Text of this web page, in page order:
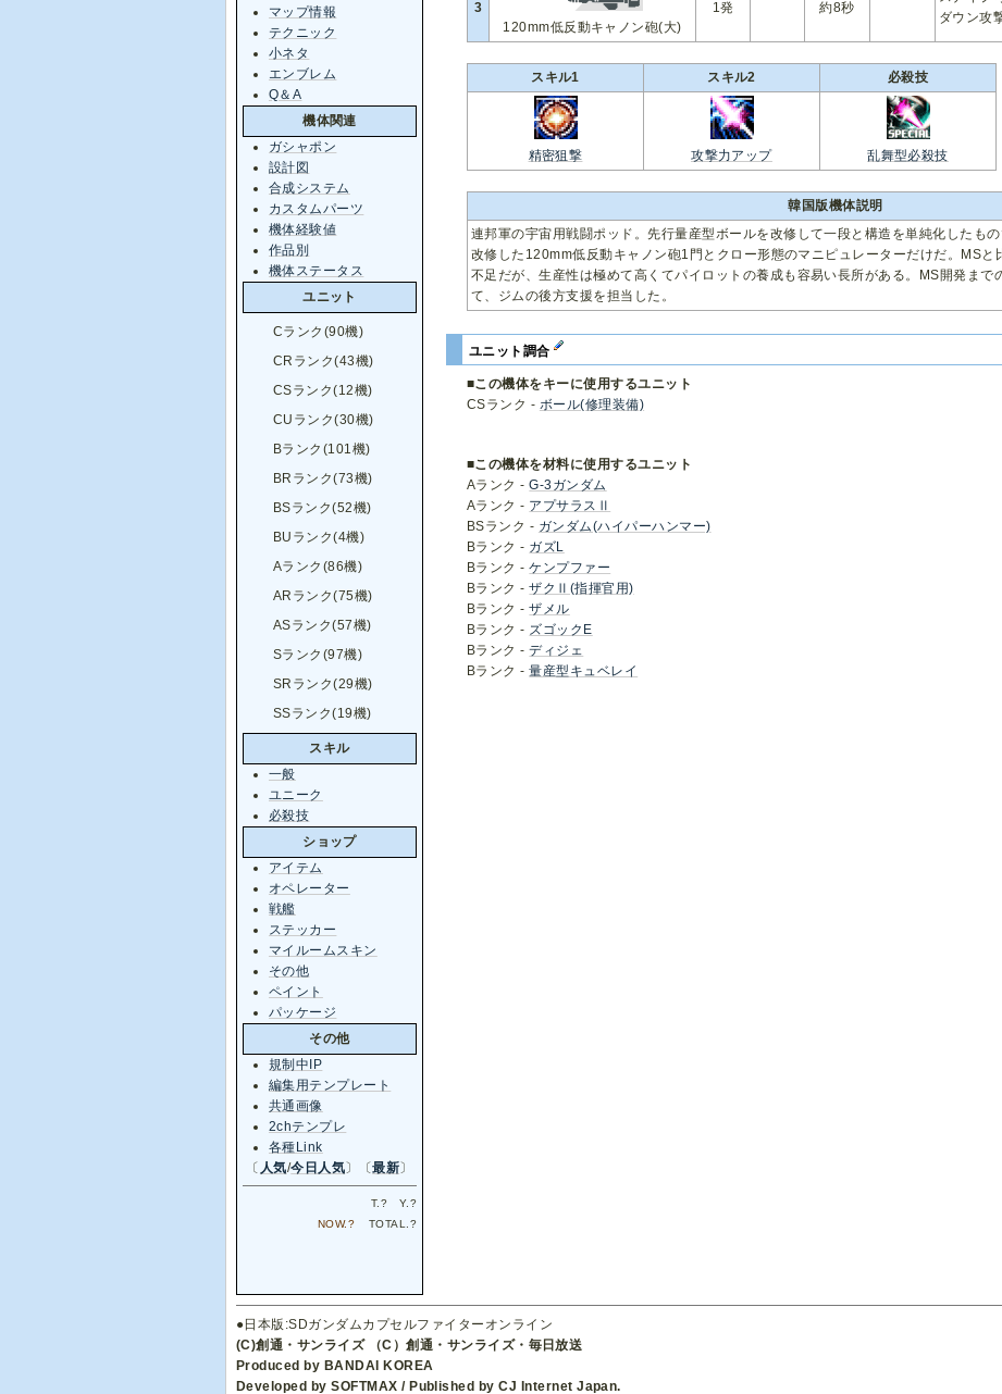
3
120mm低反動キャノン砲(大)
1発 約8秒
ダウン攻
スキル1 スキル2 必殺技
精密狙撃 攻撃力アップ 乱舞型必殺技
韓国版機体説明
連邦軍の宇宙用戦闘ポッド。先行量産型ボールを改修して一段と構造を単純化したも
改修した120mm低反動キャノン砲1門とクロー形態のマニピュレーターだけだ。MSと
不足だが、生産性は極めて高くてパイロットの養成も容易い長所がある。MS開発まで
て、ジムの後方支援を担当した。
ユニット調合
■この機体をキーに使用するユニット
CSランク - ボール(修理装備)
■この機体を材料に使用するユニット
Aランク -G-3ガンダム
Aランク - アプサラスⅡ
BSランク - ガンダム(ハイパーハンマー)
Bランク - ガズL
Bランク -ケンプファー
Bランク -ザクⅡ(指揮官用)
Bランク -ザメル
Bランク - ズゴックE
Bランク -ディジェ
Bランク -量産型キュベレイ
マップ情報
テクニック
小ネタ
エンブレム
Q＆A
機体関連
ガシャポン
設計図
合成システム
カスタムパーツ
機体経験値
作品別
機体ステータス
ユニット
Cランク(90機)
CRランク(43機)
CSランク(12機)
CUランク(30機)
Bランク(101機)
BRランク(73機)
BSランク(52機)
BUランク(4機)
Aランク(86機)
ARランク(75機)
ASランク(57機)
Sランク(97機)
SRランク(29機)
SSランク(19機)
スキル
一般
ユニーク
必殺技
ショップ
アイテム
オペレーター
戦艦
ステッカー
マイルームスキン
その他
ペイント
パッケージ
その他
規制中IP
編集用テンプレート
共通画像
2chテンプレ
各種Link
〔 人気/今日人気〕〔最新〕
T. ? Y. ?
NOW.? TOTAL. ?
●日本版:SDガンダムカプセルファイターオンライン
(C)創通・サンライズ （C）創通・サンライズ・毎日放送
Produced by BANDAI KOREA
Developed by SOFTMAX / Published by CJ Internet Japan.